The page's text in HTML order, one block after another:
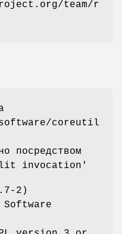
team/r
coreutil
посредством
invocation'
2)